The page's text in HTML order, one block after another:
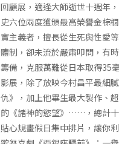
回顧展，適逢大師逝世十週年
史六位兩度獲頒最高榮譽金棕
實主義者，擅長從生死與性愛
體制，卻未流於嚴肅叩問，有
籌備，克服萬難從日本取得35
影展，除了放映今村昌平最細
仇》，加上他畢生最大製作、
的《諸神的慾望》……，總計十
貼心規畫假日集中排片，讓你